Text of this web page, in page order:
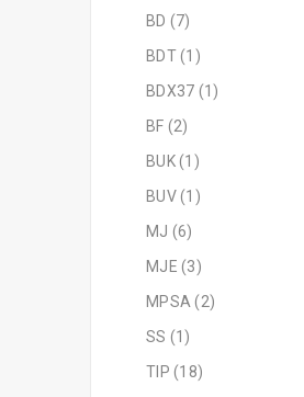
BD (7)
BDT (1)
BDX37 (1)
BF (2)
BUK (1)
BUV (1)
MJ (6)
MJE (3)
MPSA (2)
SS (1)
TIP (18)